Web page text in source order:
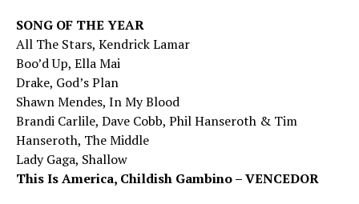
SONG OF THE YEAR
All The Stars, Kendrick Lamar
Boo’d Up, Ella Mai
Drake, God’s Plan
Shawn Mendes, In My Blood
Brandi Carlile, Dave Cobb, Phil Hanseroth & Tim
Hanseroth, The Middle
Lady Gaga, Shallow
This Is America, Childish Gambino – VENCEDOR